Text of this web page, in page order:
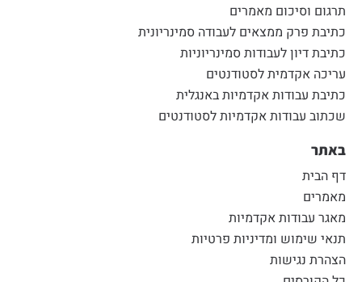
תרגום וסיכום מאמרים
כתיבת פרק ממצאים לעבודה סמינריונית
כתיבת דיון לעבודות סמינריוניות
עריכה אקדמית לסטודנטים
כתיבת עבודות אקדמיות באנגלית
שכתוב עבודות אקדמיות לסטודנטים
באתר
דף הבית
מאמרים
מאגר עבודות אקדמיות
תנאי שימוש ומדיניות פרטיות
הצהרת נגישות